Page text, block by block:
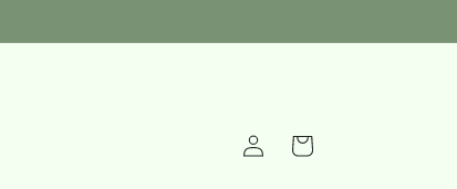
InloggenWinkelwagen